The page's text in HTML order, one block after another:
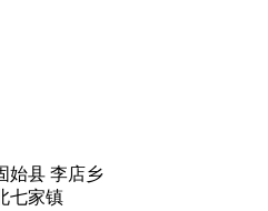
始县 李店乡
七家镇